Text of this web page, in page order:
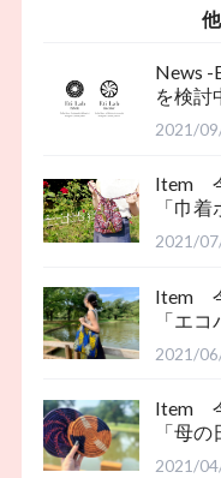
News -
を検討
2021/
Item
「巾着
2021/
Item
「エコ
2021/
Item
「母
き）」
2021/